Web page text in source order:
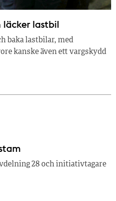
läcker lastbil
baka lastbilar, med
kanske även ett vargskydd
28 och initiativtagare